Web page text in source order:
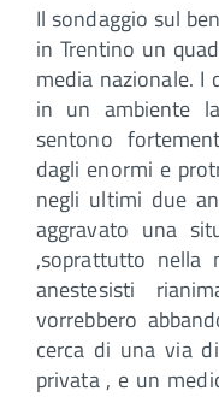
Il sondaggio sul
in Trentino un
media nazionale.
in un ambiente
sentono
dagli enormi e
negli ultimi due
aggravato una
,soprattutto nella
anestesisti
vorrebbero
cerca di una via
privata , e un